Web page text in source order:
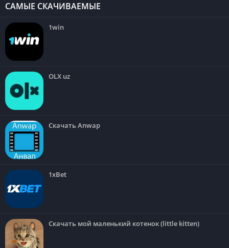
САМЫЕ СКАЧИВАЕМЫЕ
1win
OLX uz
Скачать Anwap
1xBet
Скачать мой маленький котенок (little kitten)